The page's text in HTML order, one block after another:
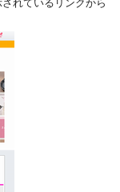
れているリンクから